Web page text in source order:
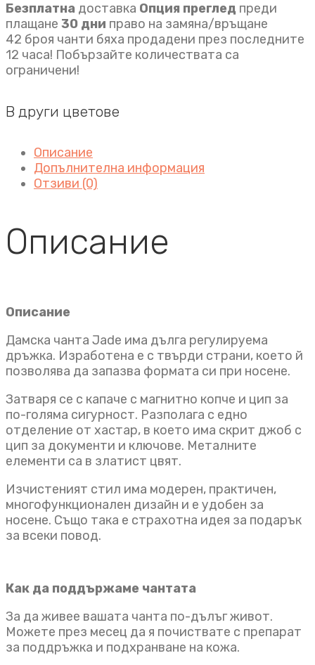
Безплатна доставка Опция преглед преди
плащане 30 дни право на замяна/връщане
42 броя чанти бяха продадени през последните
12 часа! Побързайте количествата са
ограничени!
В други цветове
Описание
Допълнителна информация
Отзиви (0)
Описание
Описание
Дамска чанта Jade има дълга регулируема
дръжка. Изработена е с твърди страни, което й
позволява да запазва формата си при носене.
Затваря се с капаче с магнитно копче и цип за
по-голяма сигурност. Разполага с едно
отделение от хастар, в което има скрит джоб с
цип за документи и ключове. Металните
елементи са в златист цвят.
Изчистеният стил има модерен, практичен,
многофункционален дизайн и е удобен за
носене. Също така е страхотна идея за подарък
за всеки повод.
Как да поддържаме чантата
За да живее вашата чанта по-дълъг живот.
Можете през месец да я почиствате с препарат
за поддръжка и подхранване на кожа.